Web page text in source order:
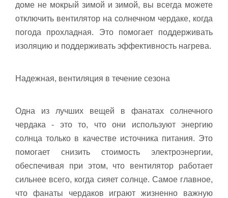
доме не мокрый зимой и зимой, вы всегда можете
отключить вентилятор на солнечном чердаке, когда
погода прохладная. Это помогает поддерживать
изоляцию и поддерживать эффективность нагрева.
Надежная, вентиляция в течение сезона
Одна из лучших вещей в фанатах солнечного
чердака - это то, что они используют энергию
солнца только в качестве источника питания. Это
помогает снизить стоимость электроэнергии,
обеспечивая при этом, что вентилятор работает
сильнее всего, когда сияет солнце. Самое главное,
что фанаты чердаков играют жизненно важную